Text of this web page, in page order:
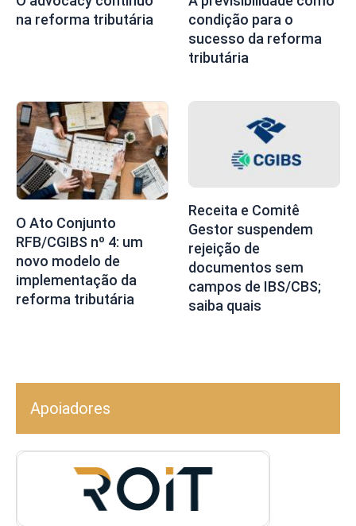
na reforma tributária
condição para o
sucesso da reforma
tributária
O Ato Conjunto
RFB/CGIBS nº 4: um
novo modelo de
implementação da
reforma tributária
Receita e Comitê
Gestor suspendem
rejeição de
documentos sem
campos de IBS/CBS;
saiba quais
Apoiadores